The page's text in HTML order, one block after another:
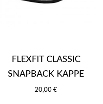
FLEXFIT CLASSIC
SNAPBACK KAPPE
20,00 €